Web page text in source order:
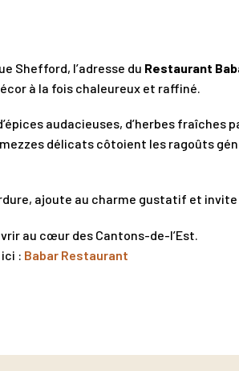
Shefford, l’adresse du Restaurant
à la fois chaleureux et raffiné.
audacieuses, d’herbes fraîches
délicats côtoient les ragoûts
ajoute au charme gustatif et
au cœur des Cantons-de-l’Est.
: Babar Restaurant